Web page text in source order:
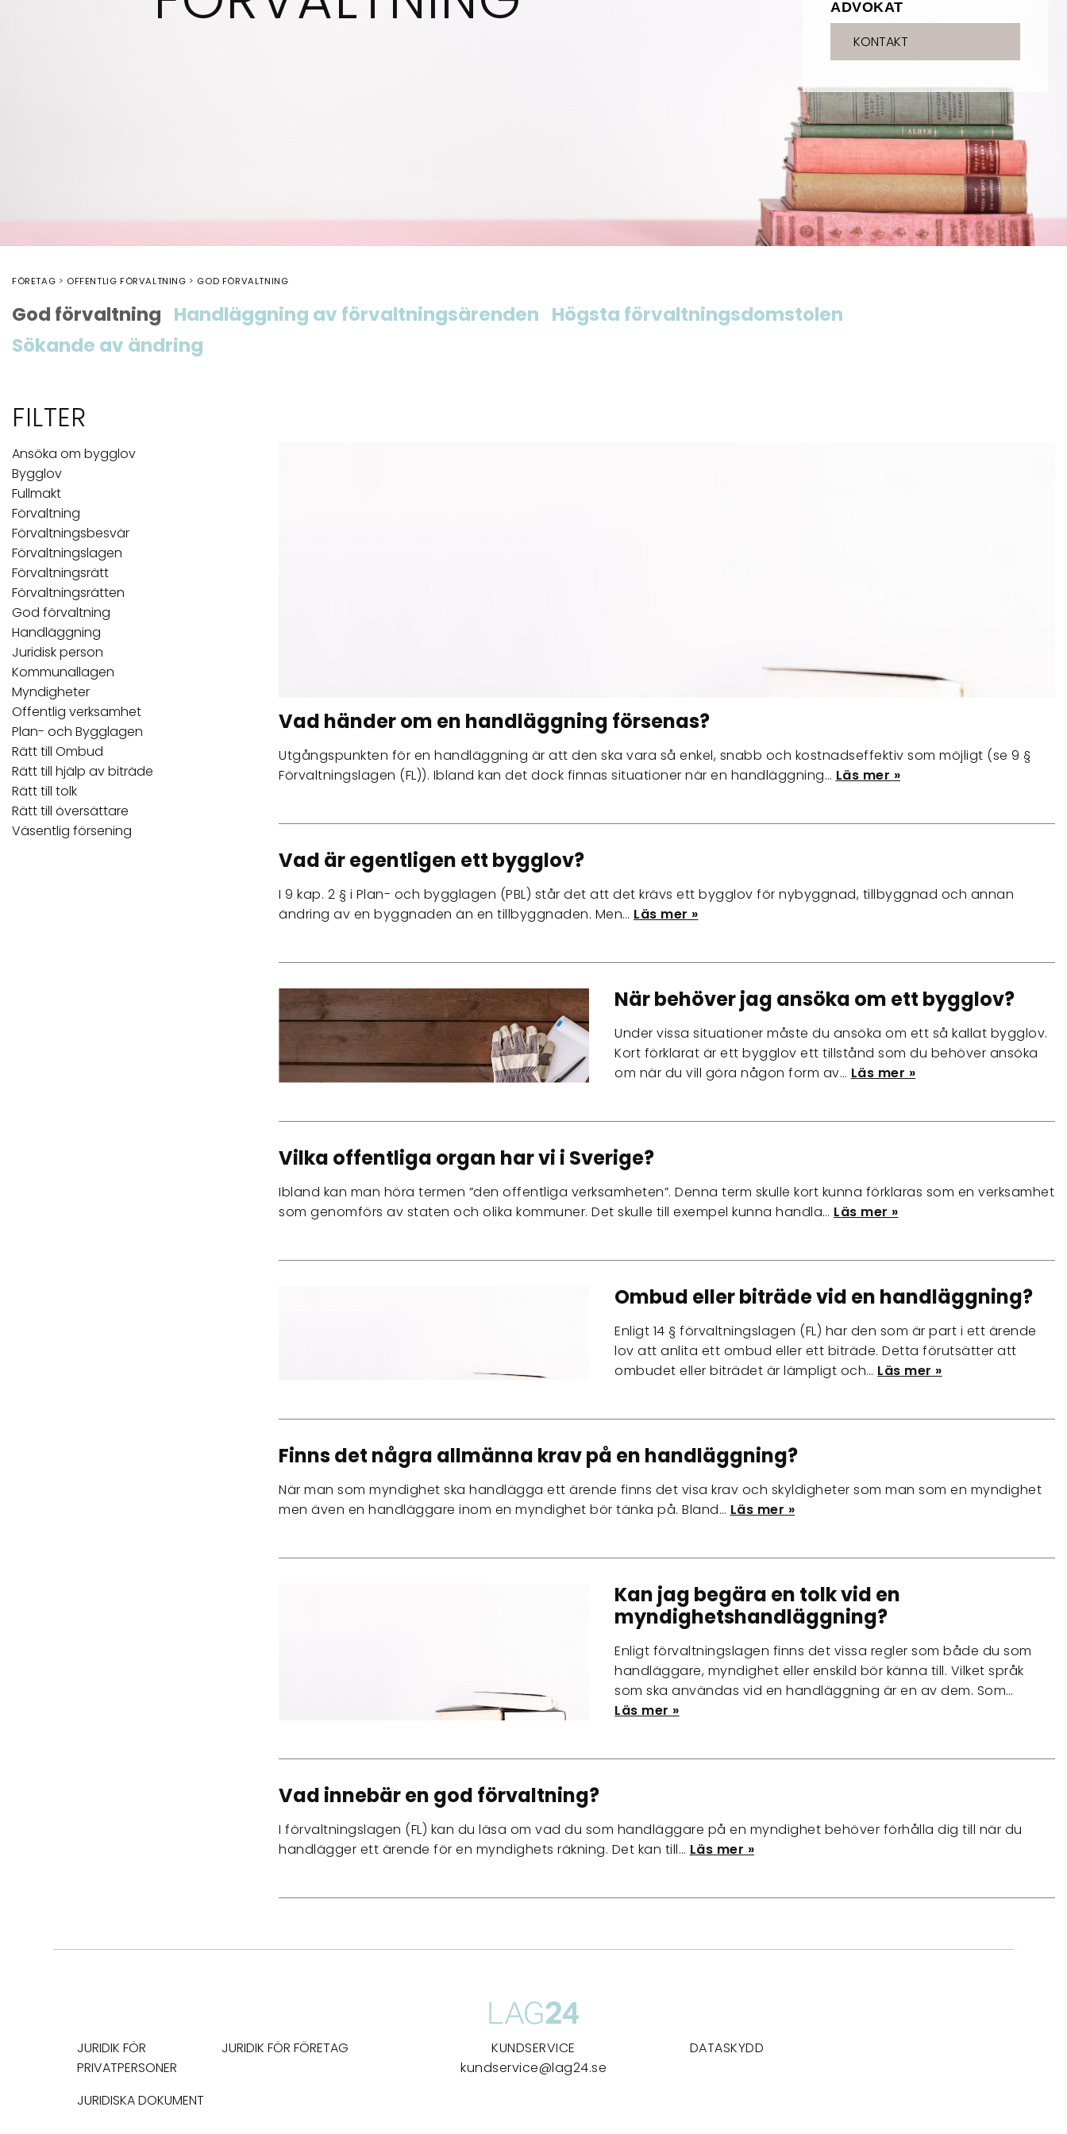
ADVOKAT
KONTAKT
FÖRETAG OFFENTLIG FÖRVALTNING GOD FÖRVALTNING
God förvaltning Handläggning av förvaltningsärenden Högsta förvaltningsdomstolen
Sökande av ändring
FILTER
Ansöka om bygglov
Bygglov
Fullmakt
Förvaltning
Förvaltningsbesvär
Förvaltningslagen
Förvaltningsrätt
Förvaltningsrätten
God förvaltning
Handläggning
Juridisk person
Kommunallagen
Myndigheter
Offentlig verksamhet
Plan- och Bygglagen
Rätt till Ombud
Rätt till hjälp av biträde
Rätt till tolk
Rätt till översättare
Väsentlig försening
Vad händer om en handläggning försenas?
Utgångspunkten för en handläggning är att den ska vara så enkel, snabb och kostnadseffektiv som möjligt (se 9 §
Förvaltningslagen (FL)). Ibland kan det dock finnas situationer när en handläggning… Läs mer »
Vad är egentligen ett bygglov?
I 9 kap. 2 § i Plan- och bygglagen (PBL) står det att det krävs ett bygglov för nybyggnad, tillbyggnad och annan
ändring av en byggnaden än en tillbyggnaden. Men… Läs mer »
När behöver jag ansöka om ett bygglov?
Under vissa situationer måste du ansöka om ett så kallat bygglov.
Kort förklarat är ett bygglov ett tillstånd som du behöver ansöka
om när du vill göra någon form av… Läs mer »
Vilka offentliga organ har vi i Sverige?
Ibland kan man höra termen ”den offentliga verksamheten”. Denna term skulle kort kunna förklaras som en verksamhet
som genomförs av staten och olika kommuner. Det skulle till exempel kunna handla… Läs mer »
Ombud eller biträde vid en handläggning?
Enligt 14 § förvaltningslagen (FL) har den som är part i ett ärende
lov att anlita ett ombud eller ett biträde. Detta förutsätter att
ombudet eller biträdet är lämpligt och… Läs mer »
Finns det några allmänna krav på en handläggning?
När man som myndighet ska handlägga ett ärende finns det visa krav och skyldigheter som man som en myndighet
men även en handläggare inom en myndighet bör tänka på. Bland… Läs mer »
Kan jag begära en tolk vid en
myndighetshandläggning?
Enligt förvaltningslagen finns det vissa regler som både du som
handläggare, myndighet eller enskild bör känna till. Vilket språk
som ska användas vid en handläggning är en av dem. Som…
Läs mer »
Vad innebär en god förvaltning?
I förvaltningslagen (FL) kan du läsa om vad du som handläggare på en myndighet behöver förhålla dig till när du
handlägger ett ärende för en myndighets räkning. Det kan till… Läs mer »
JURIDIK FÖR
PRIVATPERSONER
JURIDIK FÖR FÖRETAG
JURIDISKA DOKUMENT
KUNDSERVICE
kundservice@lag24.se
DATASKYDD